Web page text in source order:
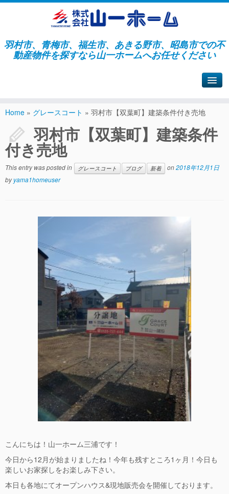
羽村市、青梅市、福生市、あきる野市、昭島市での不
動産物件を探すなら山一ホームへお任せください
Home » グレースコート » 羽村市【双葉町】建築条件付き売地
羽村市【双葉町】建築条件
付き売地
This entry was posted in グレースコート ブログ 新着 on2018年12月1日
byyama1homeuser
こんにちは！山一ホーム三浦です！
今日から12月が始まりましたね！今年も残すところ1ヶ月！今日も
楽しいお家探しをお楽しみ下さい。
本日も各地にてオープンハウス&現地販売会を開催しております。